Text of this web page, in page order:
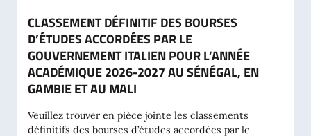
CLASSEMENT DÉFINITIF DES BOURSES
D’ÉTUDES ACCORDÉES PAR LE
GOUVERNEMENT ITALIEN POUR L’ANNÉE
ACADÉMIQUE 2026-2027 AU SÉNÉGAL, EN
GAMBIE ET AU MALI
Veuillez trouver en pièce jointe les classements
définitifs des bourses d’études accordées par le